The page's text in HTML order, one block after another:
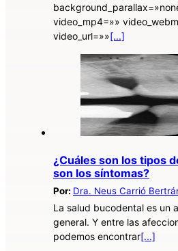
video_mp4=»»
video_url=»»[...]
¿Cuáles son los tipos
son los síntomas?
Por: Dra. Neus Carrió
La salud bucodental es un
general. Y entre las
podemos encontrar[...]